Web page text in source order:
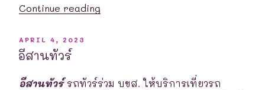
Continue reading
POSTED
ON
APRIL 4, 2023
อีสานทัวร์
อีสานทัวร์ รถทัวร์ร่วม บขส. ให้บริการเที่ยวรถ